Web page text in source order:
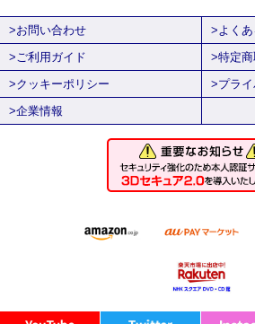
>お問い合わせ
>よく
>ご利用ガイド
>特定
>クッキーポリシー
>プラ
>企業情報